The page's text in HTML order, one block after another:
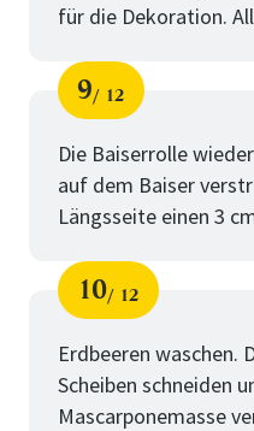
für die Dekoration.
Schritt
9
von
12
für
Die
Die Baiserrolle
auf dem Baiser
Längsseite einen 3
Schritt
10
von
12
für
Die
Erdbeeren waschen.
Scheiben schneiden
Mascarponemasse